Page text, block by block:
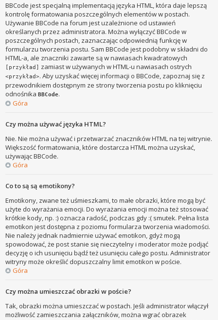
BBCode jest specjalną implementacją języka HTML, która daje lepszą
kontrolę formatowania poszczególnych elementów w postach.
Używanie BBCode na forum jest uzależnione od ustawień
określanych przez administratora. Można wyłączyć BBCode w
poszczególnych postach, zaznaczając odpowiednią funkcję w
formularzu tworzenia postu. Sam BBCode jest podobny w składni do
HTML-a, ale znaczniki zawarte są w nawiasach kwadratowych
[przykład] zamiast w używanych w HTML-u nawiasach ostrych
<przykład>. Aby uzyskać więcej informacji o BBCode, zapoznaj się z
przewodnikiem dostępnym ze strony tworzenia postu po kliknięciu
odnośnikaBBCode.
Góra
Czy można używać języka HTML?
Nie. Nie można używać i przetwarzać znaczników HTML na tej witrynie.
Większość formatowania, które dostarcza HTML można uzyskać,
używając BBCode.
Góra
Co to są są emotikony?
Emotikony, zwane też uśmieszkami, to małe obrazki, które mogą być
użyte do wyrażania emocji. Do wyrażania emocji można też stosować
krótkie kody, np. :) oznacza radość, podczas gdy :( smutek. Pełna lista
emotikon jest dostępna z poziomu formularza tworzenia wiadomości.
Nie należy jednak nadmiernie używać emotikon, gdyż mogą
spowodować, że post stanie się nieczytelny i moderator może podjąć
decyzję o ich usunięciu bądź też usunięciu całego postu. Administrator
witryny może określić dopuszczalny limit emotikon w poście.
Góra
Czy można umieszczać obrazki w poście?
Tak, obrazki można umieszczać w postach. Jeśli administrator włączył
możliwość zamieszczania załączników, można wgrać obrazek